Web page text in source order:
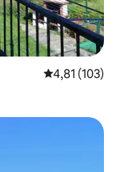
Средна
4,81 (103)